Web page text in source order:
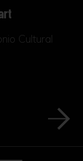
Cultural